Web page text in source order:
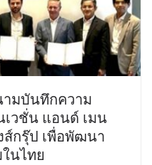
มบันทึกความ
เวชั่น แอนด์ เมน
กรุ๊ป เพื่อพัฒนา
นไทย